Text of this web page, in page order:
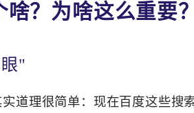
？为啥这么重要？
"
道理很简单：现在百度这些搜